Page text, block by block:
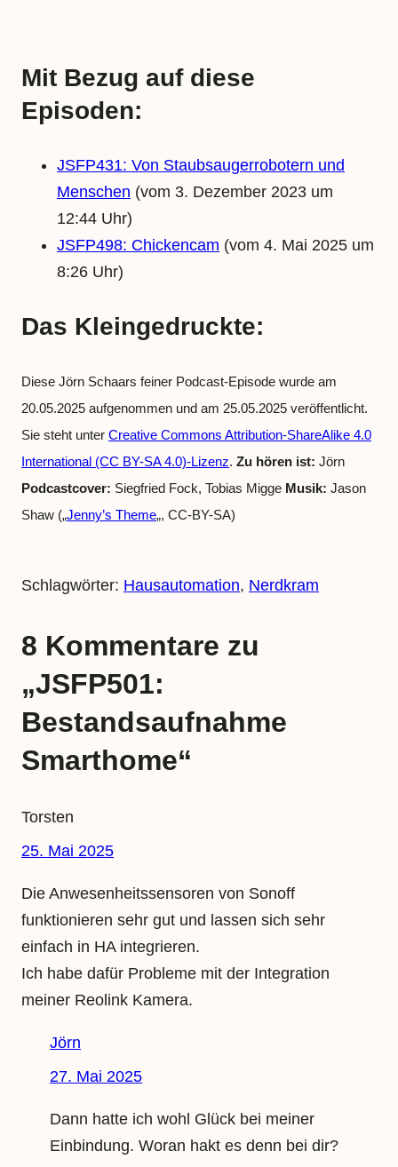
Mit Bezug auf diese
Episoden:
JSFP431: Von Staubsaugerrobotern und
Menschen (vom 3. Dezember 2023 um
12:44 Uhr)
JSFP498: Chickencam (vom 4. Mai 2025 um
8:26 Uhr)
Das Kleingedruckte:
Diese Jörn Schaars feiner Podcast-Episode wurde am
20.05.2025 aufgenommen und am 25.05.2025 veröffentlicht.
Sie steht unter Creative Commons Attribution-ShareAlike 4.0
International (CC BY-SA 4.0)-Lizenz. Zu hören ist: Jörn
Podcastcover: Siegfried Fock, Tobias Migge Musik: Jason
Shaw („Jenny’s Theme„, CC-BY-SA)
Schlagwörter: Hausautomation, Nerdkram
8 Kommentare zu
„JSFP501:
Bestandsaufnahme
Smarthome“
Torsten
25. Mai 2025
Die Anwesenheitssensoren von Sonoff
funktionieren sehr gut und lassen sich sehr
einfach in HA integrieren.
Ich habe dafür Probleme mit der Integration
meiner Reolink Kamera.
Jörn
27. Mai 2025
Dann hatte ich wohl Glück bei meiner
Einbindung. Woran hakt es denn bei dir?